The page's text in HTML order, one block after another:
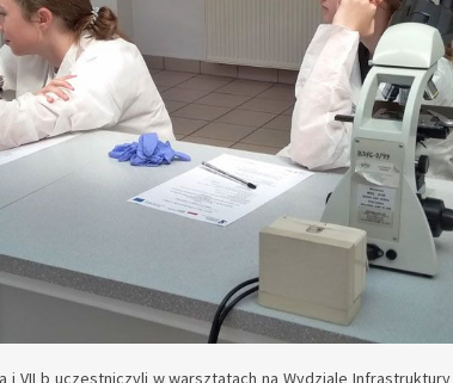
i VII b uczestniczyli w warsztatach na Wydziale